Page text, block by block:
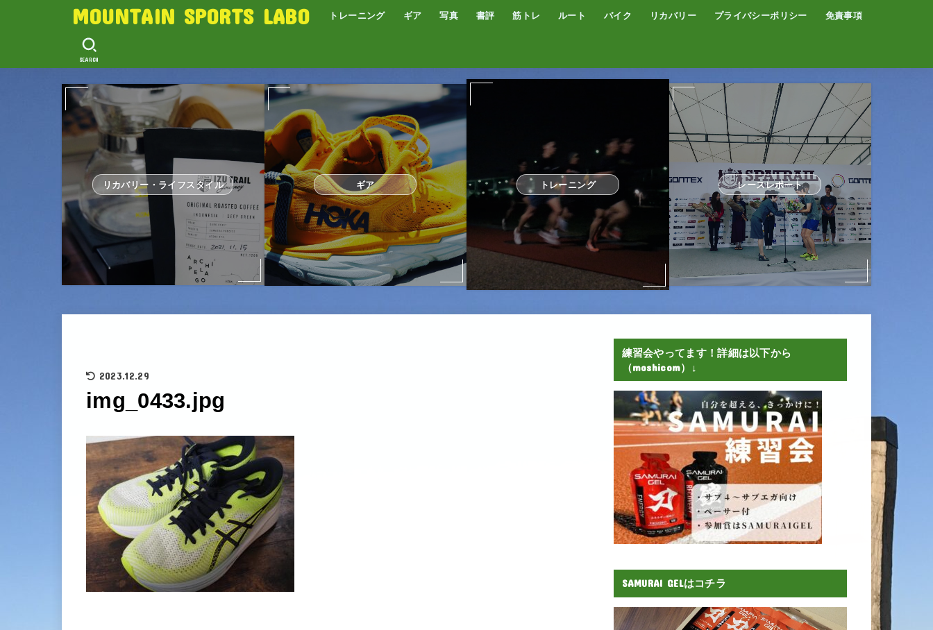
MOUNTAIN SPORTS LABO トレーニング ギア 写真 書評 筋トレ ルート バイク リカバリー プライバシーポリシー 免責事項
SEARCH
リカバリー・ライフスタイル ギア トレーニング レースレポート
2023.12.29
img_0433.jpg
練習会やってます！詳細は以下から
（moshicom）↓
SAMURAI GELはコチラ